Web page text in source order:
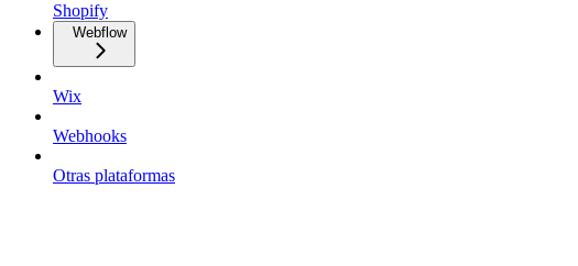
Shopify
Webflow
Wix
Webhooks
Otras plataformas